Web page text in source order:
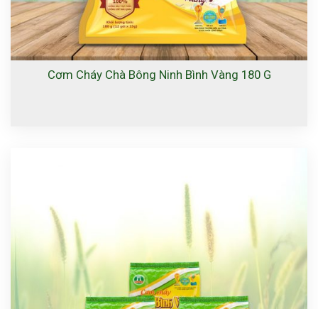
Cơm Cháy Chà Bông Ninh Bình Vàng 180 G